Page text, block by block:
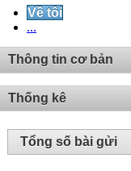
Về tôi
...
Thông tin cơ bản
Thống kê
Tổng số bài gửi